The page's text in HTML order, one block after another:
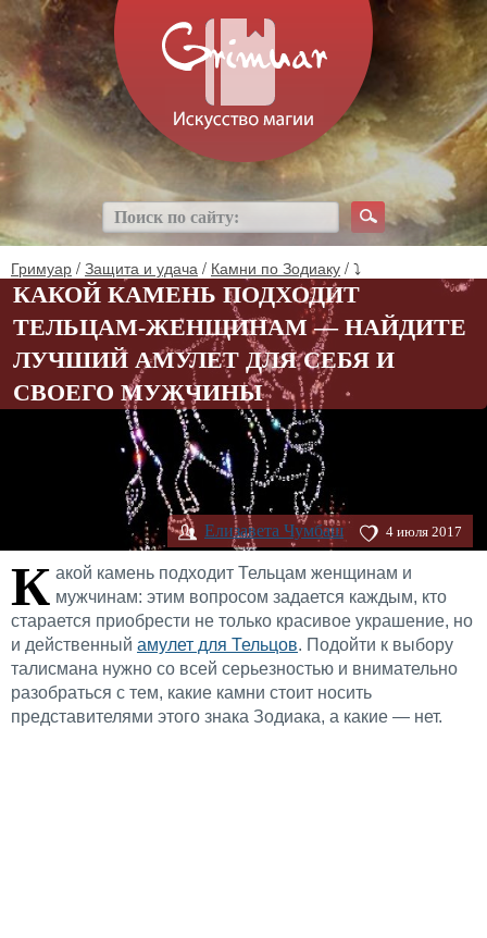
Гримуар / Защита и удача / Камни по Зодиаку / ⤵
КАКОЙ КАМЕНЬ ПОДХОДИТ
ТЕЛЬЦАМ-ЖЕНЩИНАМ — НАЙДИТЕ
ЛУЧШИЙ АМУЛЕТ ДЛЯ СЕБЯ И
СВОЕГО МУЖЧИНЫ
Елизавета Чумбаш 4 июля 2017
К акой камень подходит Тельцам женщинам и
мужчинам: этим вопросом задается каждым, кто
старается приобрести не только красивое украшение, но
и действенный амулет для Тельцов. Подойти к выбору
талисмана нужно со всей серьезностью и внимательно
разобраться с тем, какие камни стоит носить
представителями этого знака Зодиака, а какие — нет.